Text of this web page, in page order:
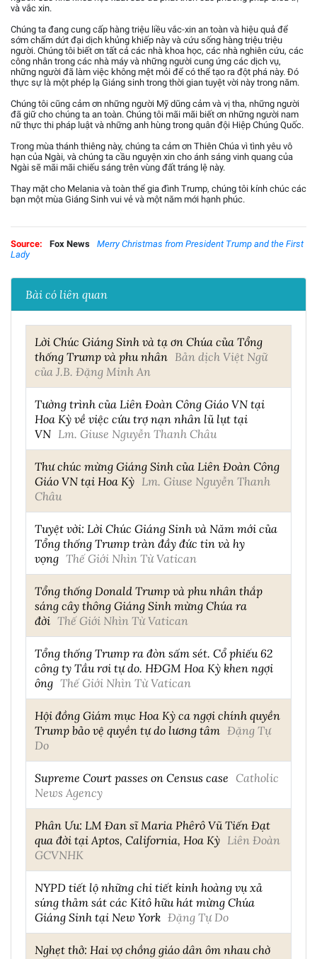
và vắc xin.
Chúng ta đang cung cấp hàng triệu liều vắc-xin an toàn và hiệu quả để
sớm chấm dứt đại dịch khủng khiếp này và cứu sống hàng triệu triệu
người. Chúng tôi biết ơn tất cả các nhà khoa học, các nhà nghiên cứu, các
công nhân trong các nhà máy và những người cung ứng các dịch vụ,
những người đã làm việc không mệt mỏi để có thể tạo ra đột phá này. Đó
thực sự là một phép lạ Giáng sinh trong thời gian tuyệt vời này trong năm.
Chúng tôi cũng cảm ơn những người Mỹ dũng cảm và vị tha, những người
đã giữ cho chúng ta an toàn. Chúng tôi mãi mãi biết ơn những người nam
nữ thực thi pháp luật và những anh hùng trong quân đội Hiệp Chúng Quốc.
Trong mùa thánh thiêng này, chúng ta cảm ơn Thiên Chúa vì tình yêu vô
hạn của Ngài, và chúng ta cầu nguyện xin cho ánh sáng vinh quang của
Ngài sẽ mãi mãi chiếu sáng trên vùng đất tráng lệ này.
Thay mặt cho Melania và toàn thể gia đình Trump, chúng tôi kính chúc các
bạn một mùa Giáng Sinh vui vẻ và một năm mới hạnh phúc.
Source: Fox News
Merry Christmas from President Trump and the First
Lady
Bài có liên quan
Lời Chúc Giáng Sinh và tạ ơn Chúa của Tổng
thống Trump và phu nhân Bản dịch Việt Ngữ
của J.B. Đặng Minh An
Tường trình của Liên Đoàn Công Giáo VN tại
Hoa Kỳ về việc cứu trợ nạn nhân lũ lụt tại
VN Lm. Giuse Nguyễn Thanh Châu
Thư chúc mừng Giáng Sinh của Liên Đoàn Công
Giáo VN tại Hoa Kỳ Lm. Giuse Nguyễn Thanh
Châu
Tuyệt vời: Lời Chúc Giáng Sinh và Năm mới của
Tổng thống Trump tràn đầy đức tin và hy
vọng Thế Giới Nhìn Từ Vatican
Tổng thống Donald Trump và phu nhân thắp
sáng cây thông Giáng Sinh mừng Chúa ra
đời Thế Giới Nhìn Từ Vatican
Tổng thống Trump ra đòn sấm sét. Cổ phiếu 62
công ty Tầu rơi tự do. HĐGM Hoa Kỳ khen ngợi
ông Thế Giới Nhìn Từ Vatican
Hội đồng Giám mục Hoa Kỳ ca ngợi chính quyền
Trump bảo vệ quyền tự do lương tâm Đặng Tự
Do
Supreme Court passes on Census case Catholic
News Agency
Phân Ưu: LM Đan sĩ Maria Phêrô Vũ Tiến Đạt
qua đời tại Aptos, California, Hoa Kỳ Liên Đoàn
GCVNHK
NYPD tiết lộ những chi tiết kinh hoàng vụ xả
súng thảm sát các Kitô hữu hát mừng Chúa
Giáng Sinh tại New York Đặng Tự Do
Nghẹt thở: Hai vợ chồng giáo dân ôm nhau chờ